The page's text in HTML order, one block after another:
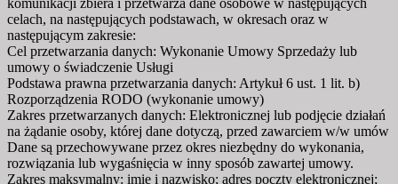
celach, na następujących podstawach, w okresach oraz w
następującym zakresie:
Cel przetwarzania danych: Wykonanie Umowy Sprzedaży lub
umowy o świadczenie Usługi
Podstawa prawna przetwarzania danych: Artykuł 6 ust. 1 lit. b)
Rozporządzenia RODO (wykonanie umowy)
Zakres przetwarzanych danych: Elektronicznej lub podjęcie działań
na żądanie osoby, której dane dotyczą, przed zawarciem w/w umów
Dane są przechowywane przez okres niezbędny do wykonania,
rozwiązania lub wygaśnięcia w inny sposób zawartej umowy.
Zakres maksymalny: imię i nazwisko; adres poczty elektronicznej;